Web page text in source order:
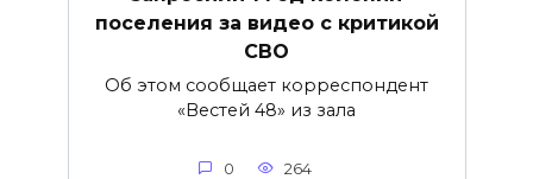
поселения за видео с критикой
СВО
Об этом сообщает корреспондент
«Вестей 48» из зала
0 264